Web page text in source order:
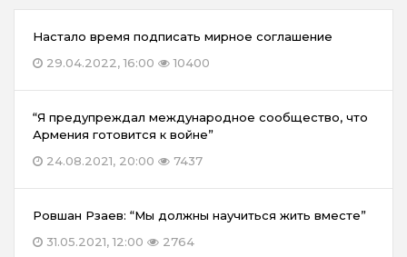
Настало время подписать мирное соглашение
29.04.2022, 16:00
10400
“Я предупреждал международное сообщество, что
Армения готовится к войне”
24.08.2021, 20:00
7437
Ровшан Рзаев: “Мы должны научиться жить вместе”
31.05.2021, 12:00
2764